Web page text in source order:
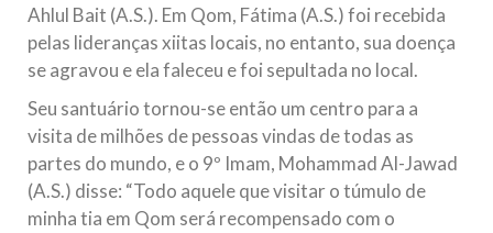
Ahlul Bait (A.S.). Em Qom, Fátima (A.S.) foi recebida
pelas lideranças xiitas locais, no entanto, sua doença
se agravou e ela faleceu e foi sepultada no local.
Seu santuário tornou-se então um centro para a
visita de milhões de pessoas vindas de todas as
partes do mundo, e o 9º Imam, Mohammad Al-Jawad
(A.S.) disse: “Todo aquele que visitar o túmulo de
minha tia em Qom será recompensado com o